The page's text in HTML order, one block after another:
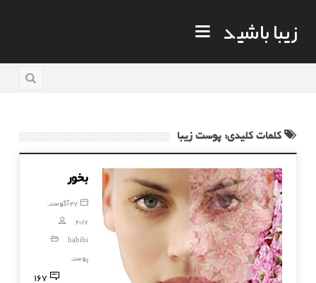
زیبا باشید
کلمات کلیدی: پوست زیبا
بخور
27 آگوست,
2017
habibi
پوست
167